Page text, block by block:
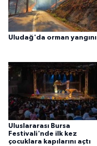
Uludağ'da orman yangını
Uluslararası Bursa
Festivali'nde ilk kez
çocuklara kapılarını açtı